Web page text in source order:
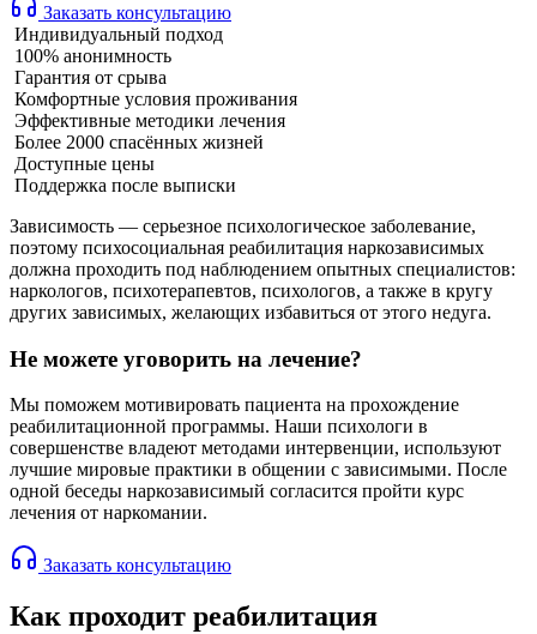
Заказать консультацию
Индивидуальный подход
100% анонимность
Гарантия от срыва
Комфортные условия проживания
Эффективные методики лечения
Более 2000 спасённых жизней
Доступные цены
Поддержка после выписки
Зависимость — серьезное психологическое заболевание,
поэтому психосоциальная реабилитация наркозависимых
должна проходить под наблюдением опытных специалистов:
наркологов, психотерапевтов, психологов, а также в кругу
других зависимых, желающих избавиться от этого недуга.
Не можете уговорить на лечение?
Мы поможем мотивировать пациента на прохождение
реабилитационной программы. Наши психологи в
совершенстве владеют методами интервенции, используют
лучшие мировые практики в общении с зависимыми. После
одной беседы наркозависимый согласится пройти курс
лечения от наркомании.
Заказать консультацию
Как проходит реабилитация